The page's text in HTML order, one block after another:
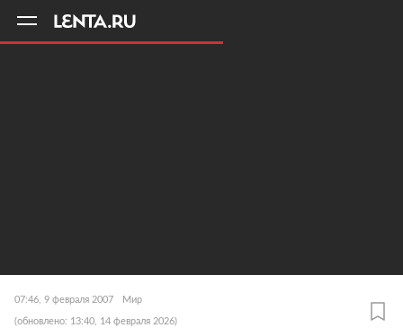
07:46, 9 февраля 2007 Мир
(обновлено: 13:40, 14 февраля 2026)